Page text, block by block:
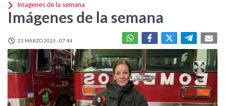
Imagenes de la semana
Imágenes de la semana
23 MARZO 2025 - 07:44